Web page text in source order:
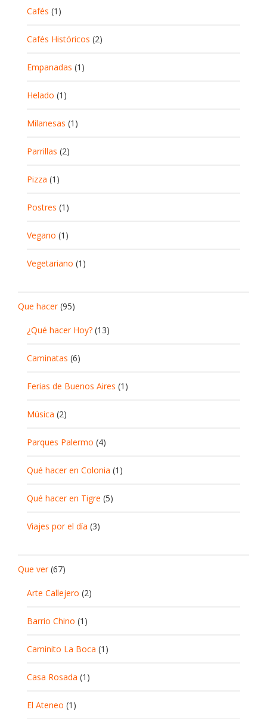
Cafés (1)
Cafés Históricos (2)
Empanadas (1)
Helado (1)
Milanesas (1)
Parrillas (2)
Pizza (1)
Postres (1)
Vegano (1)
Vegetariano (1)
Que hacer(95)
¿Qué hacer Hoy? (13)
Caminatas (6)
Ferias de Buenos Aires (1)
Música (2)
Parques Palermo (4)
Qué hacer en Colonia (1)
Qué hacer en Tigre (5)
Viajes por el día (3)
Que ver(67)
Arte Callejero (2)
Barrio Chino (1)
Caminito La Boca (1)
Casa Rosada (1)
El Ateneo (1)